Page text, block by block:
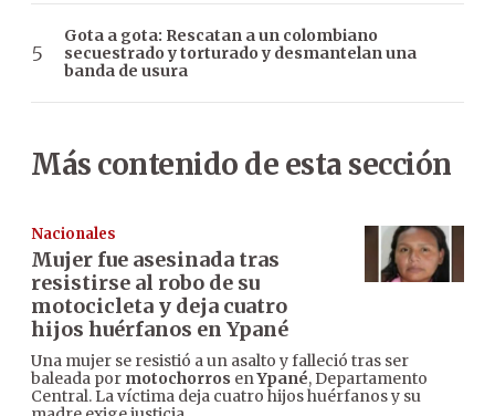
Gota a gota: Rescatan a un colombiano
secuestrado y torturado y desmantelan una
banda de usura
Más contenido de esta sección
Nacionales
Mujer fue asesinada tras
resistirse al robo de su
motocicleta y deja cuatro
hijos huérfanos en Ypané
Una mujer se resistió a un asalto y falleció tras ser
baleada por motochorros enYpané, Departamento
Central. La víctima deja cuatro hijos huérfanos y su